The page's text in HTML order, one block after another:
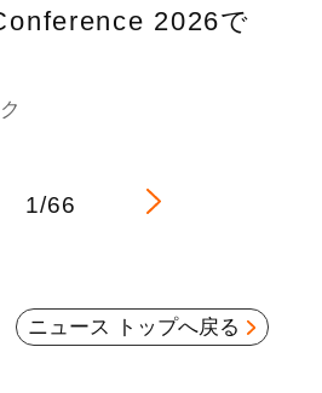
2026で
1/66
ニュース トップへ戻る